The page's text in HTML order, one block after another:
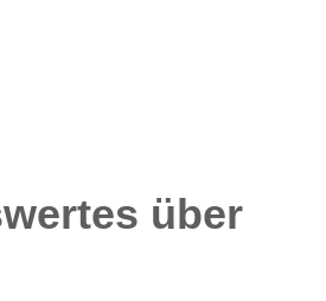
über